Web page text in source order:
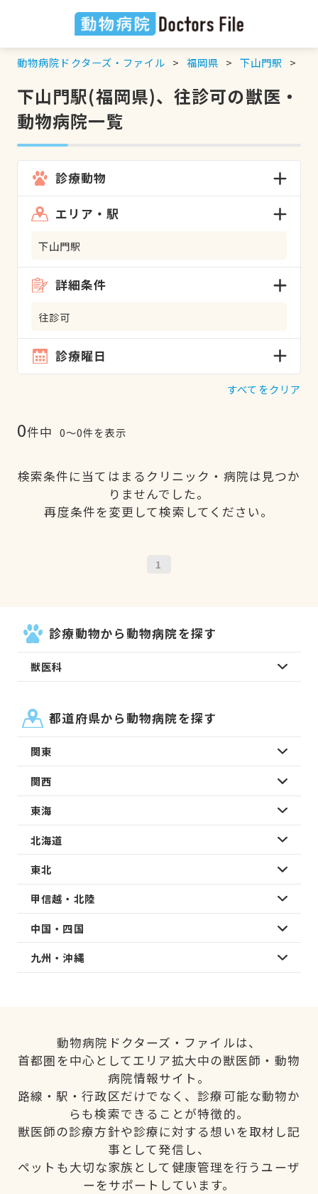
動物病院ドクターズ・ファイル 福岡県 下山門駅
下山門駅(福岡県)、往診可の獣医・
動物病院一覧
診療動物
エリア・駅
下山門駅
詳細条件
往診可
診療曜日
すべてをクリア
0件中 0〜0件を表示
検索条件に当てはまるクリニック・病院は見つか
りませんでした。
再度条件を変更して検索してください。
1
診療動物から動物病院を探す
獣医科
都道府県から動物病院を探す
関東
関西
東海
北海道
東北
甲信越・北陸
中国・四国
九州・沖縄
動物病院ドクターズ・ファイルは、
首都圏を中心としてエリア拡大中の獣医師・動物
病院情報サイト。
路線・駅・行政区だけでなく、診療可能な動物か
らも検索できることが特徴的。
獣医師の診療方針や診療に対する想いを取材し記
事として発信し、
ペットも大切な家族として健康管理を行うユーザ
ーをサポートしています。